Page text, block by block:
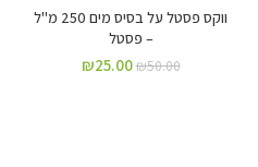
ווקס פסטל על בסיס מים 250 מ"ל
– פסטל
₪50.00
₪25.00